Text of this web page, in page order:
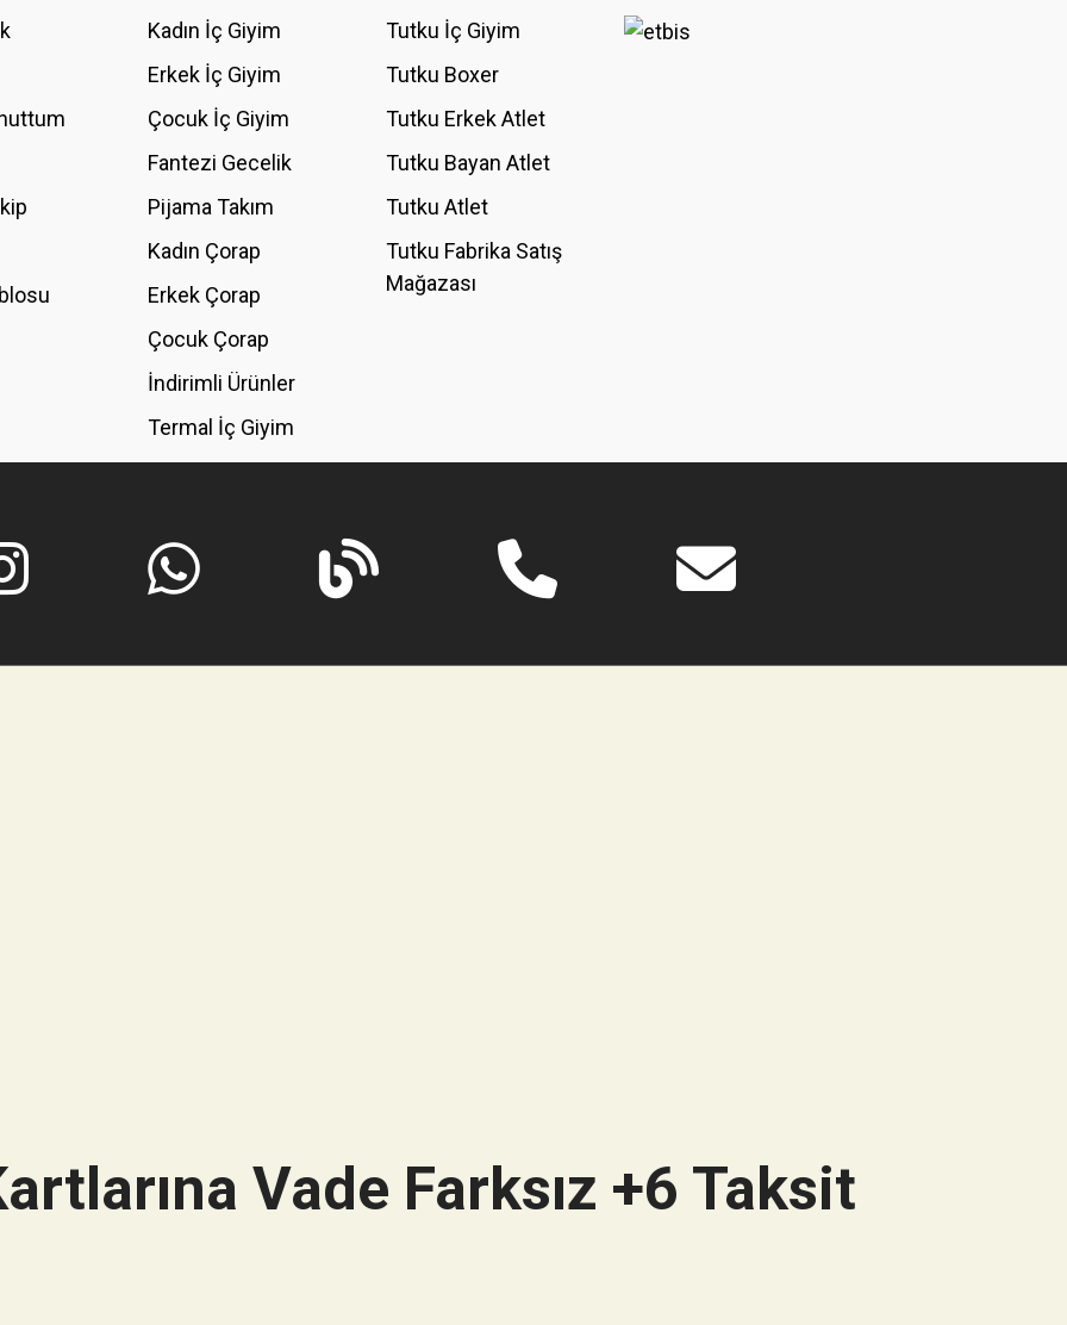
Kadın İç Giyim
Erkek İç Giyim
Çocuk İç Giyim
Fantezi Gecelik
Pijama Takım
Kadın Çorap
Erkek Çorap
Çocuk Çorap
İndirimli Ürünler
Termal İç Giyim
Tutku İç Giyim
Tutku Boxer
Tutku Erkek Atlet
Tutku Bayan Atlet
Tutku Atlet
Tutku Fabrika Satış
Mağazası
Vade Farksız +6 Taksit